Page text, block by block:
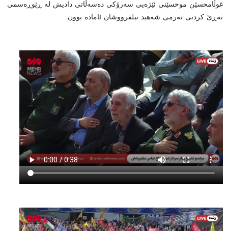
غوڵامحسێن موحسێنی ئێژەیی سەرۆکی دەسەڵاتی دادیش لە ڕێوڕەسمی
بەڕێ کردنی تەرمی شەهید نیلفرووشان ئامادە بوون.